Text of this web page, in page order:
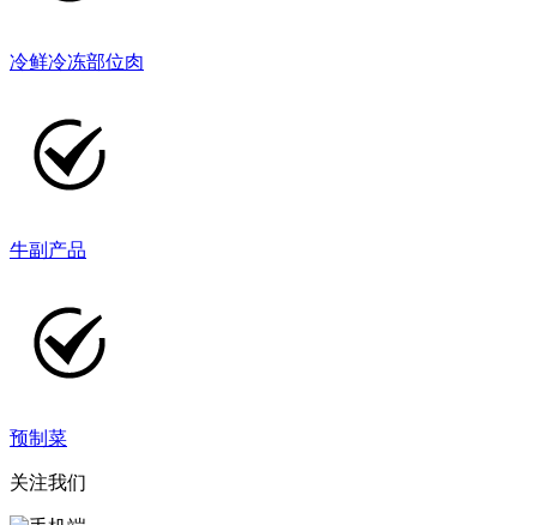
冷鲜冷冻部位肉
牛副产品
预制菜
关注我们